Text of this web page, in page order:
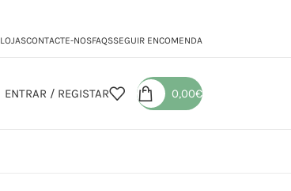
LOJASCONTACTE-NOSFAQSSEGUIR ENCOMENDA
ENTRAR / REGISTAR 0,00€